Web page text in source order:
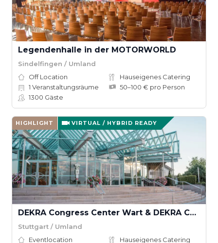
Legendenhalle in der MOTORWORLD
Sindelfingen / Umland
Off Location
Hauseigenes Catering
1 Veranstaltungsräume
50–100 € pro Person
1300 Gäste
HIGHLIGHT VIRTUAL / HYBRID READY
DEKRA Congress Center Wart & DEKRA Congresshotel Wart
Stuttgart / Umland
Eventlocation
Hauseigenes Catering